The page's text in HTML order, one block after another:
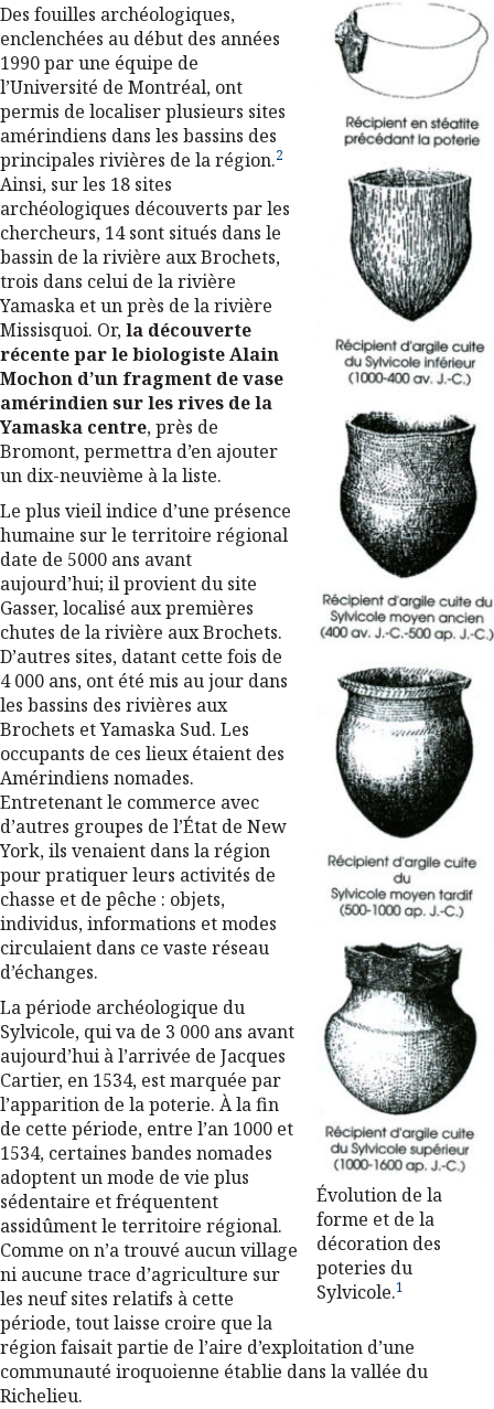
Évolution de la
forme et de la
décoration des
poteries du
Sylvicole.1
Des fouilles archéologiques,
enclenchées au début des années
1990 par une équipe de
l’Université de Montréal, ont
permis de localiser plusieurs sites
amérindiens dans les bassins des
principales rivières de la région.2
Ainsi, sur les 18 sites
archéologiques découverts par les
chercheurs, 14 sont situés dans le
bassin de la rivière aux Brochets,
trois dans celui de la rivière
Yamaska et un près de la rivière
Missisquoi. Or,la découverte
récente par le biologiste Alain
Mochon d’un fragment de vase
amérindien sur les rives de la
Yamaska centre, près de
Bromont, permettra d’en ajouter
un dix-neuvième à la liste.
Le plus vieil indice d’une présence
humaine sur le territoire régional
date de 5000 ans avant
aujourd’hui; il provient du site
Gasser, localisé aux premières
chutes de la rivière aux Brochets.
D’autres sites, datant cette fois de
4 000 ans, ont été mis au jour dans
les bassins des rivières aux
Brochets et Yamaska Sud. Les
occupants de ces lieux étaient des
Amérindiens nomades.
Entretenant le commerce avec
d’autres groupes de l’État de New
York, ils venaient dans la région
pour pratiquer leurs activités de
chasse et de pêche : objets,
individus, informations et modes
circulaient dans ce vaste réseau
d’échanges.
La période archéologique du
Sylvicole, qui va de 3 000 ans avant
aujourd’hui à l’arrivée de Jacques
Cartier, en 1534, est marquée par
l’apparition de la poterie. À la fin
de cette période, entre l’an 1000 et
1534, certaines bandes nomades
adoptent un mode de vie plus
sédentaire et fréquentent
assidûment le territoire régional.
Comme on n’a trouvé aucun village
ni aucune trace d’agriculture sur
les neuf sites relatifs à cette
période, tout laisse croire que la
région faisait partie de l’aire d’exploitation d’une
communauté iroquoienne établie dans la vallée du
Richelieu.